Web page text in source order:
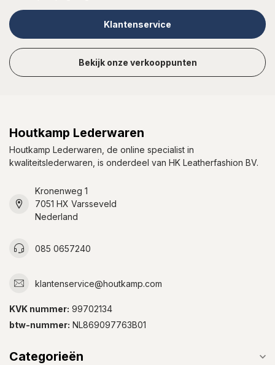
Klantenservice
Bekijk onze verkooppunten
Houtkamp Lederwaren
Houtkamp Lederwaren, de online specialist in
kwaliteitslederwaren, is onderdeel van HK Leatherfashion BV.
Kronenweg 1
7051 HX Varsseveld
Nederland
085 0657240
klantenservice@houtkamp.com
KVK nummer: 99702134
btw-nummer: NL869097763B01
Categorieën